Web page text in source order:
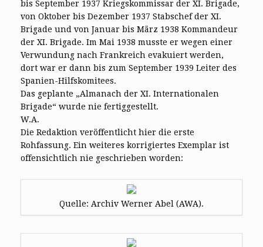
bis September 1937 Kriegskommissar der XI. Brigade,
von Oktober bis Dezember 1937 Stabschef der XI.
Brigade und von Januar bis März 1938 Kommandeur
der XI. Brigade. Im Mai 1938 musste er wegen einer
Verwundung nach Frankreich evakuiert werden,
dort war er dann bis zum September 1939 Leiter des
Spanien-Hilfskomitees.
Das geplante „Almanach der XI. Internationalen
Brigade“ wurde nie fertiggestellt.
W.A.
Die Redaktion veröffentlicht hier die erste
Rohfassung. Ein weiteres korrigiertes Exemplar ist
offensichtlich nie geschrieben worden:
Quelle: Archiv Werner Abel (AWA).